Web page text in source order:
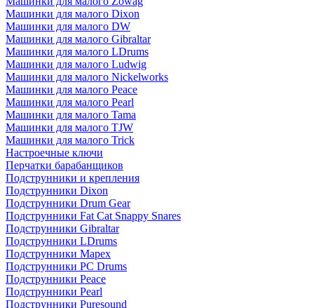
Машинки для малого Dixon
Машинки для малого DW
Машинки для малого Gibraltar
Машинки для малого LDrums
Машинки для малого Ludwig
Машинки для малого Nickelworks
Машинки для малого Peace
Машинки для малого Pearl
Машинки для малого Tama
Машинки для малого TJW
Машинки для малого Trick
Настроечные ключи
Перчатки барабанщиков
Подструнники и крепления
Подструнники Dixon
Подструнники Drum Gear
Подструнники Fat Cat Snappy Snares
Подструнники Gibraltar
Подструнники LDrums
Подструнники Mapex
Подструнники PC Drums
Подструнники Peace
Подструнники Pearl
Подструнники Puresound